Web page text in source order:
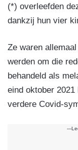
(*) overleefden
dankzij hun vier
Ze waren
werden om die
behandeld als
eind oktober
verdere Covid-
---